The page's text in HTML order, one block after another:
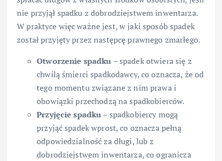
nie przyjął spadku z dobrodziejstwem inwentarza.
W praktyce więc ważne jest, w jaki sposób spadek
został przyjęty przez następcę prawnego zmarłego.
Otworzenie spadku – spadek otwiera się z
chwilą śmierci spadkodawcy, co oznacza, że od
tego momentu związane z nim prawa i
obowiązki przechodzą na spadkobierców.
Przyjęcie spadku– spadkobiercy mogą
przyjąć spadek wprost, co oznacza pełną
odpowiedzialność za długi, lub z
dobrodziejstwem inwentarza, co ogranicza